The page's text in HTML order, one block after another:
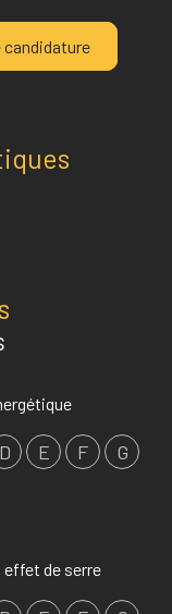
D E F G
effet de serre